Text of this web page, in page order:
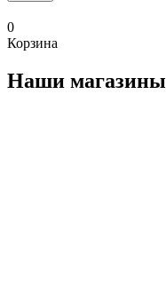
0
Корзина
Наши магазины